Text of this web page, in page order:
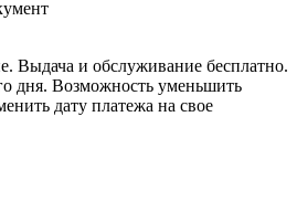
Выдача и обслуживание бесплатно.
дня. Возможность уменьшить
дату платежа на свое